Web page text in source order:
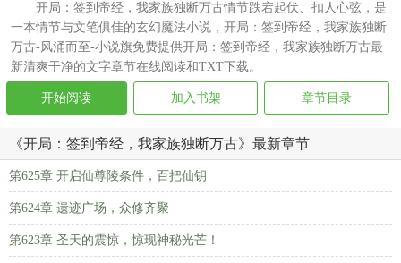
开局：签到帝经，我家族独断万古情节跌宕起伏、扣人心弦，是
一本情节与文笔俱佳的玄幻魔法小说，开局：签到帝经，我家族独断
万古-风涌而至-小说旗免费提供开局：签到帝经，我家族独断万古最
新清爽干净的文字章节在线阅读和TXT下载。
开始阅读 加入书架 章节目录
《开局：签到帝经，我家族独断万古》最新章节
第625章 开启仙尊陵条件，百把仙钥
第624章 遗迹广场，众修齐聚
第623章 圣天的震惊，惊现神秘光芒！